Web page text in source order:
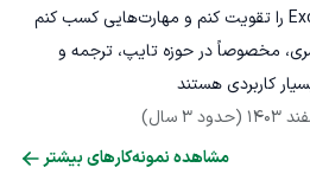
اداری مثل Word و Excel را تقویت کنم و مهارت‌هایی کسب کنم
فریلنسری، مخصوصاً در حوزه تایپ، ترجمه و
کاربردی هستند
(حدود 3 سال)
مشاهده نمونه‌کارهای بیشتر